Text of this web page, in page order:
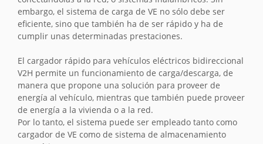
embargo, el sistema de carga de VE no sólo debe ser
eficiente, sino que también ha de ser rápido y ha de
cumplir unas determinadas prestaciones.
El cargador rápido para vehículos eléctricos bidireccional
V2H permite un funcionamiento de carga/descarga, de
manera que propone una solución para proveer de
energía al vehículo, mientras que también puede proveer
de energía a la vivienda o a la red.
Por lo tanto, el sistema puede ser empleado tanto como
cargador de VE como de sistema de almacenamiento